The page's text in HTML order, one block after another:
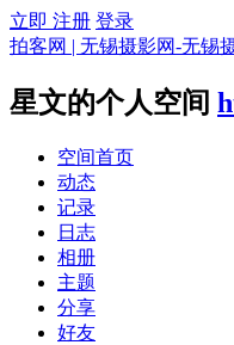
立即 注册 登录
拍客网 | 无锡摄影网-无锡
星文的个人空间
空间首页
动态
记录
日志
相册
主题
分享
好友